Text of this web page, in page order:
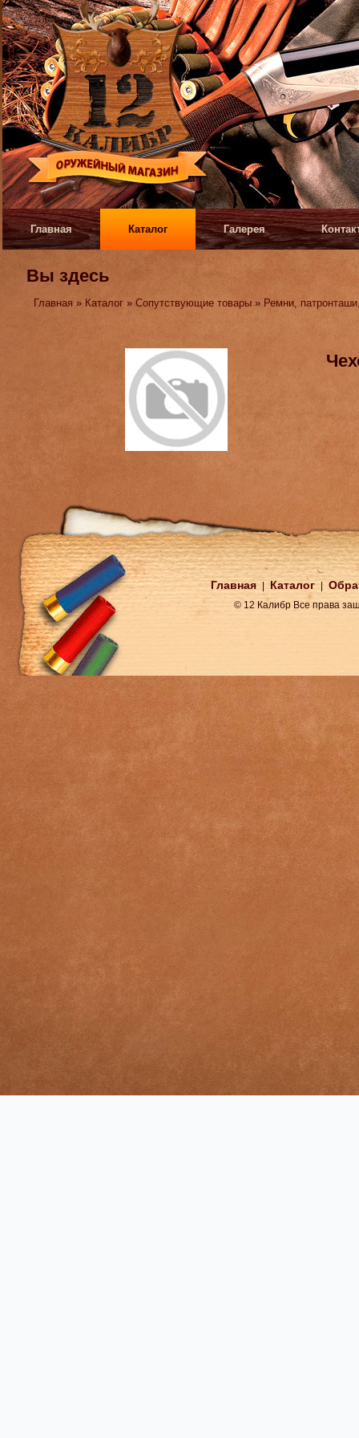
Главная Каталог Галерея
Вы здесь
Главная » Каталог »Сопутствующие товары » Ремни,
Главная Каталог
© 12 Калибр Все права